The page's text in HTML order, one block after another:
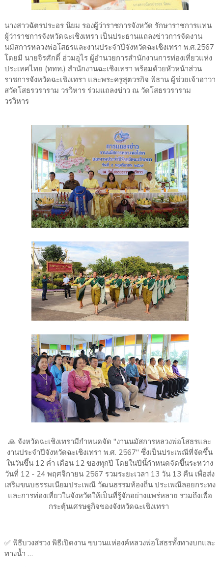
นางสาวฉัตรประอร นิยม รองผู้ว่าราชการจังหวัด รักษาราชการแทน
ผู้ว่าราชการจังหวัดฉะเชิงเทรา เป็นประธานแถลงข่าวการจัดงาน
นมัสการหลวงพ่อโสธรและงานประจำปีจังหวัดฉะเชิงเทรา พ.ศ.2567
โดยมี นายจิรศักดิ์ อ่วมอุไร ผู้อำนวยการสำนักงานการท่องเที่ยวแห่ง
ประเทศไทย (ททท.) สำนักงานฉะเชิงเทรา พร้อมด้วยหัวหน้าส่วน
ราชการจังหวัดฉะเชิงเทรา และพระครูสุตวรกิจ พิธาน ผู้ช่วยเจ้าอาวา
สวัดโสธรวราราม วรวิหาร ร่วมแถลงข่าว ณ วัดโสธรวราราม
วรวิหาร
🙏 จังหวัดฉะเชิงเทรามีกำหนดจัด "งานนมัสการหลวงพ่อโสธรและ
งานประจำปีจังหวัดฉะเชิงเทรา พ.ศ. 2567" ซึ่งเป็นประเพณีที่จัดขึ้น
ในวันขึ้น 12 ค่ำ เดือน 12 ของทุกปี โดยในปีนี้กำหนดจัดขึ้นระหว่าง
วันที่ 12 - 24 พฤศจิกายน 2567 รวมระยะเวลา 13 วัน 13 คืน เพื่อส่ง
เสริมขนบธรรมเนียมประเพณี วัฒนธรรมท้องถิ่น ประเพณีลอยกระทง
และการท่องเที่ยวในจังหวัดให้เป็นที่รู้จักอย่างแพร่หลาย รวมถึงเพื่อ
กระตุ้นเศรษฐกิจของจังหวัดฉะเชิงเทรา
✅ พิธีบวงสรวง พิธีเปิดงาน ขบวนแห่องค์หลวงพ่อโสธรทั้งทางบกและ
ทางน้ำ …